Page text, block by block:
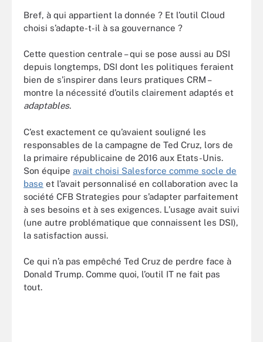
Bref, à qui appartient la donnée ? Et l’outil Cloud
choisi s’adapte-t-il à sa gouvernance ?
Cette question centrale – qui se pose aussi au DSI
depuis longtemps, DSI dont les politiques feraient
bien de s’inspirer dans leurs pratiques CRM –
montre la nécessité d’outils clairement adaptés et
adaptables.
C’est exactement ce qu’avaient souligné les
responsables de la campagne de Ted Cruz, lors de
la primaire républicaine de 2016 aux Etats-Unis.
Son équipe avait choisi Salesforce comme socle de
base et l’avait personnalisé en collaboration avec la
société CFB Strategies pour s’adapter parfaitement
à ses besoins et à ses exigences. L’usage avait suivi
(une autre problématique que connaissent les DSI),
la satisfaction aussi.
Ce qui n’a pas empêché Ted Cruz de perdre face à
Donald Trump. Comme quoi, l’outil IT ne fait pas
tout.